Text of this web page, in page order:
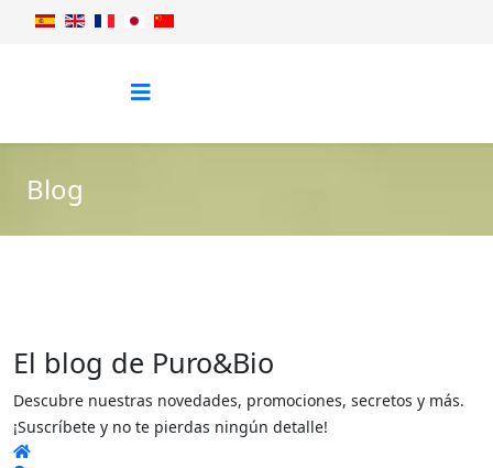
Blog
El blog de Puro&Bio
Descubre nuestras novedades, promociones, secretos y más.
¡Suscríbete y no te pierdas ningún detalle!
Home